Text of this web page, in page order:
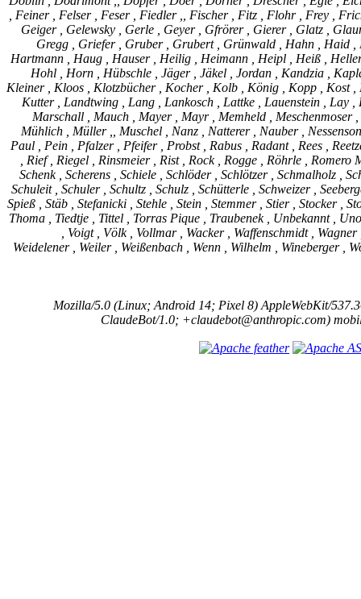
, Feiner , Felser , Feser , Fiedler ,, Fischer , Fitz , Flohr , Frey ,
Geiger , Gelewsky , Gerle , Geyer , Gfrörer , Gierer , Glatz ,
Gregg , Griefer , Gruber , Grubert , Grünwald , Hahn , Haid
Hartmann , Haug , Hauser , Heilig , Heimann , Heipl , Heiß ,
Hohl , Horn , Hübschle , Jäger , Jäkel , Jordan , Kandzia ,
Kleiner , Kloos , Klotzbücher , Kocher , Kolb , König , Kopp , Kost
Kutter , Landtwing , Lang , Lankosch , Lattke , Lauenstein ,
Marschall , Mauch , Mayer , Mayr , Memheld ,
Mühlich , Müller ,, Muschel , Nanz , Natterer , Nauber ,
Paul , Pein , Pfalzer , Pfeifer , Probst , Rabus , Radant , Rees ,
, Rief , Riegel , Rinsmeier , Rist , Rock , Rogge , Röhrle ,
Schenk , Scherens , Schiele , Schlöder , Schlötzer , Schmalholz ,
Schuleit , Schuler , Schultz , Schulz , Schütterle , Schweizer ,
Spieß , Stäb , Stefanicki , Stehle , Stein , Stemmer , Stier , Stocker ,
Thoma , Tiedtje , Tittel , Torras Pique , Traubenek , Unbekannt ,
, Voigt , Völk , Vollmar , Wacker , Waffenschmidt ,
Weidelener , Weiler , Weißenbach , Wenn , Wilhelm , Wineberger ,
Mozilla/5.0 (Linux; Android 14; Pixel 8) AppleWebKit/
ClaudeBot/1.0; +claudebot@anthropic.com)